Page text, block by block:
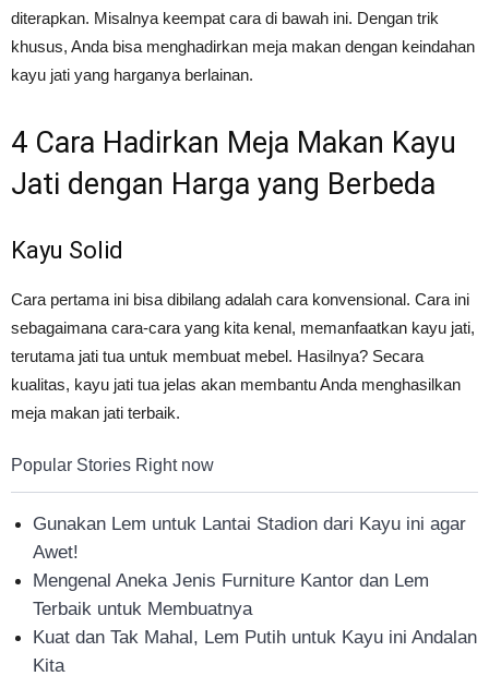
diterapkan. Misalnya keempat cara di bawah ini. Dengan trik
khusus, Anda bisa menghadirkan meja makan dengan keindahan
kayu jati yang harganya berlainan.
4 Cara Hadirkan Meja Makan Kayu
Jati dengan Harga yang Berbeda
Kayu Solid
Cara pertama ini bisa dibilang adalah cara konvensional. Cara ini
sebagaimana cara-cara yang kita kenal, memanfaatkan kayu jati,
terutama jati tua untuk membuat mebel. Hasilnya? Secara
kualitas, kayu jati tua jelas akan membantu Anda menghasilkan
meja makan jati terbaik.
Popular Stories Right now
Gunakan Lem untuk Lantai Stadion dari Kayu ini agar
Awet!
Mengenal Aneka Jenis Furniture Kantor dan Lem
Terbaik untuk Membuatnya
Kuat dan Tak Mahal, Lem Putih untuk Kayu ini Andalan
Kita